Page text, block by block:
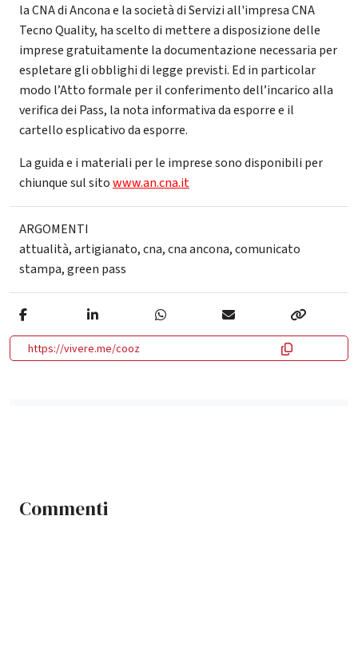
la CNA di Ancona e la società di Servizi all'impresa CNA
Tecno Quality, ha scelto di mettere a disposizione delle
imprese gratuitamente la documentazione necessaria per
espletare gli obblighi di legge previsti. Ed in particolar
modo l’Atto formale per il conferimento dell’incarico alla
verifica dei Pass, la nota informativa da esporre e il
cartello esplicativo da esporre.
La guida e i materiali per le imprese sono disponibili per
chiunque sul sitowww.an.cna.it
ARGOMENTI
attualità,artigianato,cna,cna ancona,comunicato
stampa,green pass
https://vivere.me/cooz
Commenti